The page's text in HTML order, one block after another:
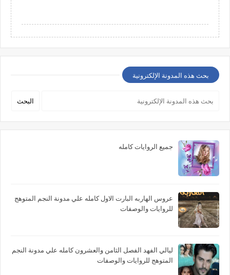
بحث هذه المدونة الإلكترونية
جميع الروايات كامله
عروس الهاربه البارت الاول كامله علي مدونة النجم المتوهج
للروايات والوصفات
ليالي الفهد الفصل الثامن والعشرون كامله علي مدونة النجم
المتوهج للروايات والوصفات